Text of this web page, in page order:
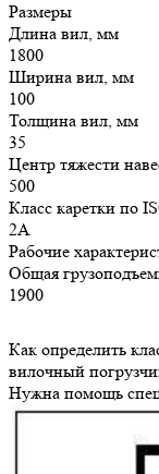
Размеры
Длина вил, мм
1800
Ширина вил, мм
100
Толщина вил, мм
35
Центр тяжести
500
Класс каретки по
2A
Рабочие
Общая
1900
Как определить
вилочный
Нужна помощь